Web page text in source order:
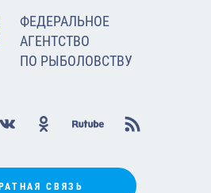
ФЕДЕРАЛЬНОЕ
АГЕНТСТВО
ПО РЫБОЛОВСТВУ
СВЯЗЬ